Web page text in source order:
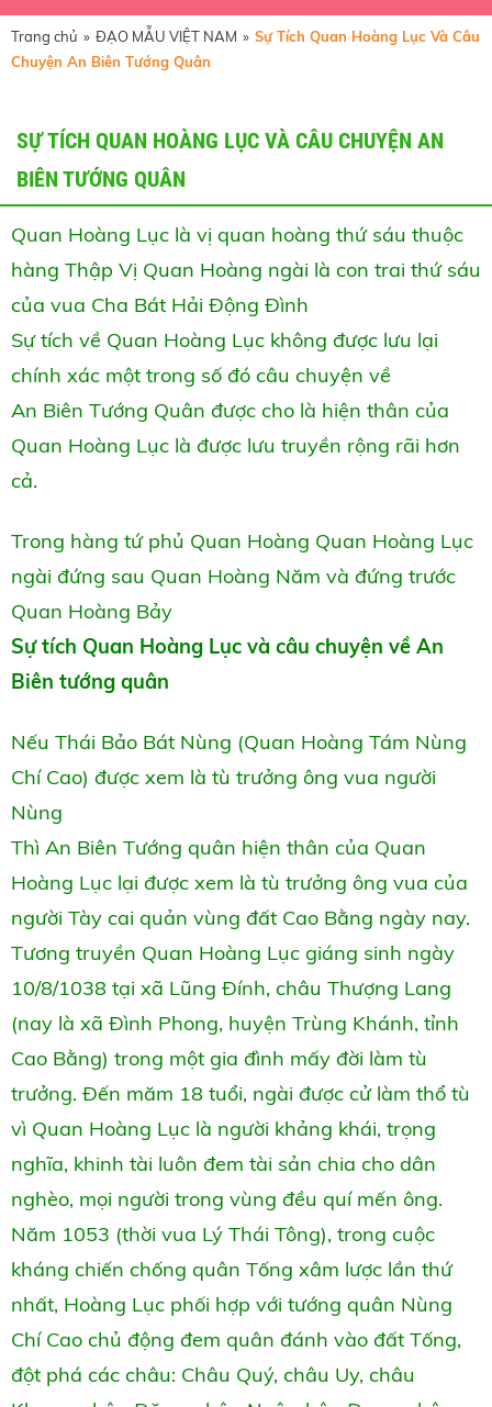
Trang chủ » ĐẠO MẪU VIỆT NAM » Sự Tích Quan Hoàng Lục Và Câu
Chuyện An Biên Tướng Quân
SỰ TÍCH QUAN HOÀNG LỤC VÀ CÂU CHUYỆN AN
BIÊN TƯỚNG QUÂN
Quan Hoàng Lục là vị quan hoàng thứ sáu thuộc
hàng Thập Vị Quan Hoàng ngài là con trai thứ sáu
của vua Cha Bát Hải Động Đình
Sự tích về Quan Hoàng Lục không được lưu lại
chính xác một trong số đó câu chuyện về
An Biên Tướng Quân được cho là hiện thân của
Quan Hoàng Lục là được lưu truyền rộng rãi hơn
cả.
Trong hàng tứ phủ Quan Hoàng Quan Hoàng Lục
ngài đứng sau Quan Hoàng Năm và đứng trước
Quan Hoàng Bảy
Sự tích Quan Hoàng Lục và câu chuyện về An
Biên tướng quân
Nếu Thái Bảo Bát Nùng (Quan Hoàng Tám Nùng
Chí Cao) được xem là tù trưởng ông vua người
Nùng
Thì An Biên Tướng quân hiện thân của Quan
Hoàng Lục lại được xem là tù trưởng ông vua của
người Tày cai quản vùng đất Cao Bằng ngày nay.
Tương truyền Quan Hoàng Lục giáng sinh ngày
10/8/1038 tại xã Lũng Đính, châu Thượng Lang
(nay là xã Đình Phong, huyện Trùng Khánh, tỉnh
Cao Bằng) trong một gia đình mấy đời làm tù
trưởng. Đến măm 18 tuổi, ngài được cử làm thổ tù
vì Quan Hoàng Lục là người khảng khái, trọng
nghĩa, khinh tài luôn đem tài sản chia cho dân
nghèo, mọi người trong vùng đều quí mến ông.
Năm 1053 (thời vua Lý Thái Tông), trong cuộc
kháng chiến chống quân Tống xâm lược lần thứ
nhất, Hoàng Lục phối hợp với tướng quân Nùng
Chí Cao chủ động đem quân đánh vào đất Tống,
đột phá các châu: Châu Quý, châu Uy, châu